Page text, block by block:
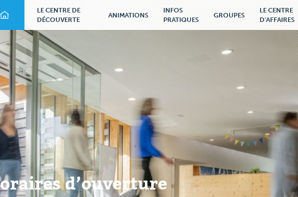
LE CENTRE DE
DÉCOUVERTE
ANIMATIONS
INFOS
PRATIQUES
GROUPES
LE CENTRE
D’AFFAIRES
d’ouverture